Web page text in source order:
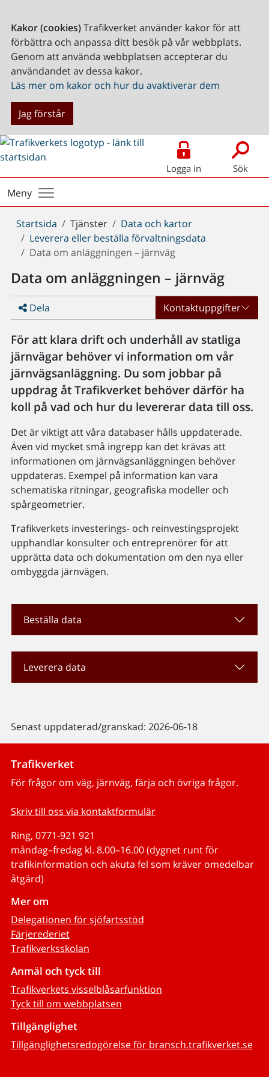
Kakor (cookies)Trafikverket använder kakor för att
förbättra och anpassa ditt besök på vår webbplats.
Genom att använda webbplatsen accepterar du
användandet av dessa kakor.
Läs mer om kakor och hur du avaktiverar dem
Jag förstår
Logga in Sök
Meny
Du
är
här:
Startsida Tjänster
Data och kartor
Leverera eller beställa förvaltningsdata
Data om anläggningen – järnväg
Data om anläggningen – järnväg
Dela Kontaktuppgifter
För att klara drift och underhåll av statliga
järnvägar behöver vi information om vår
järnvägsanläggning. Du som jobbar på
uppdrag åt Trafikverket behöver därför ha
koll på vad och hur du levererar data till oss.
Det är viktigt att våra databaser hålls uppdaterade.
Även vid mycket små ingrepp kan det krävas att
informationen om järnvägsanläggningen behöver
uppdateras. Exempel på information kan vara
schematiska ritningar, geografiska modeller och
spårgeometrier.
Trafikverkets investerings- och reinvestingsprojekt
upphandlar konsulter och entreprenörer för att
upprätta data och dokumentation om den nya eller
ombyggda järnvägen.
Beställa data
Leverera data
Senast uppdaterad/granskad: 2026-06-18
Trafikverket
För frågor om väg, järnväg, färja och övriga frågor.
Skriv till oss via kontaktformulär
Ring, 0771-921 921
måndag–fredag kl. 8.00–16.00 (dygnet runt för
trafikinformation och akuta fel som kräver omedelbar
åtgärd)
Mer om
Delegationen för sjöfartsstöd
Färjerederiet
Trafikverksskolan
Anmäl och tyck till
Trafikverkets visselblåsarfunktion
Tyck till om webbplatsen
Tillgänglighet
Tillgänglighetsredogörelse för bransch.trafikverket.se